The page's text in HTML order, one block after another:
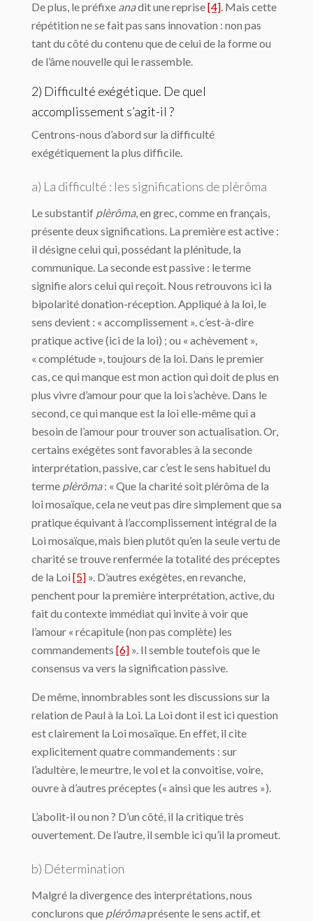
De plus, le préfixe anadit une reprise[4]. Mais cette
répétition ne se fait pas sans innovation : non pas
tant du côté du contenu que de celui de la forme ou
de l’âme nouvelle qui le rassemble.
2) Difficulté exégétique. De quel
accomplissement s’agit-il ?
Centrons-nous d’abord sur la difficulté
exégétiquement la plus difficile.
a) La difficulté : les significations de plèrôma
Le substantif plèrôma, en grec, comme en français,
présente deux significations. La première est active :
il désigne celui qui, possédant la plénitude, la
communique. La seconde est passive : le terme
signifie alors celui qui reçoit. Nous retrouvons ici la
bipolarité donation-réception. Appliqué à la loi, le
sens devient : « accomplissement ». c’est-à-dire
pratique active (ici de la loi) ; ou « achèvement »,
« complétude », toujours de la loi. Dans le premier
cas, ce qui manque est mon action qui doit de plus en
plus vivre d’amour pour que la loi s’achève. Dans le
second, ce qui manque est la loi elle-même qui a
besoin de l’amour pour trouver son actualisation. Or,
certains exégètes sont favorables à la seconde
interprétation, passive, car c’est le sens habituel du
terme plèrôma: « Que la charité soit plérôma de la
loi mosaïque, cela ne veut pas dire simplement que sa
pratique équivant à l’accomplissement intégral de la
Loi mosaïque, mais bien plutôt qu’en la seule vertu de
charité se trouve renfermée la totalité des préceptes
de la Loi [5] ». D’autres exégètes, en revanche,
penchent pour la première interprétation, active, du
fait du contexte immédiat qui invite à voir que
l’amour « récapitule (non pas complète) les
commandements [6] ». Il semble toutefois que le
consensus va vers la signification passive.
De même, innombrables sont les discussions sur la
relation de Paul à la Loi. La Loi dont il est ici question
est clairement la Loi mosaïque. En effet, il cite
explicitement quatre commandements : sur
l’adultère, le meurtre, le vol et la convoitise, voire,
ouvre à d’autres préceptes (« ainsi que les autres »).
L’abolit-il ou non ? D’un côté, il la critique très
ouvertement. De l’autre, il semble ici qu’il la promeut.
b) Détermination
Malgré la divergence des interprétations, nous
conclurons que plérômaprésente le sens actif, et